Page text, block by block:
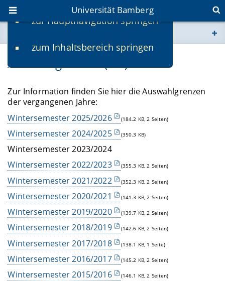
zur Hauptnavigation springen
zum Inhaltsbereich springen
Universität Bamberg
www.uni-bamberg.de
fis.uni-bamberg.de
Auswahlgrenzen (NC)
Zur Information finden Sie hier die Auswahlgrenzen
der vergangenen Jahre:
Wintersemester 2025/2026
(184.2 KB, 2 Seiten)
Wintersemester 2024/2025 (350.3 KB)
Wintersemester 2023/2024
Wintersemester 2022/2023
(355.3 KB, 2 Seiten)
Wintersemester 2021/2022 (352.3 KB, 2 Seiten)
Wintersemester 2020/2021 (141.3 KB, 2 Seiten)
Wintersemester 2019/2020 (139.7 KB, 2 Seiten)
Wintersemester 2018/2019 (142.6 KB, 2 Seiten)
Wintersemester 2017/2018 (138.1 KB, 1 Seite)
Wintersemester 2016/2017 (145.2 KB, 2 Seiten)
Wintersemester 2015/2016 (146.1 KB, 2 Seiten)